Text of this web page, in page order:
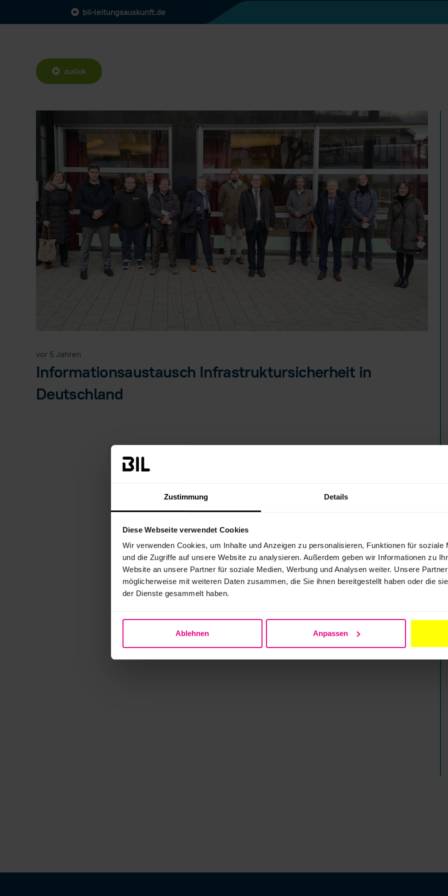
Zustimmung Details
Diese Webseite verwendet Cookies
Wir verwenden Cookies, um Inhalte und Anzeigen zu personalisieren, Funktionen für soziale
und die Zugriffe auf unsere Website zu analysieren. Außerdem geben wir Informationen zu
Website an unsere Partner für soziale Medien, Werbung und Analysen weiter. Unsere
möglicherweise mit weiteren Daten zusammen, die Sie ihnen bereitgestellt haben oder die
der Dienste gesammelt haben.
Ablehnen Anpassen
bil-leitungsauskunft.de
zurück
vor 5 Jahren
Informationsaustausch Infrastruktursicherheit in
Deutschland